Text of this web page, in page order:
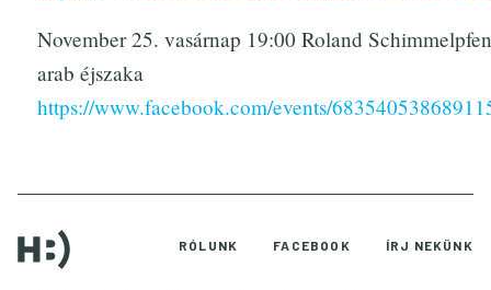
November 25. vasárnap 19:00 Roland
arab éjszaka
https://www.facebook.com/events/
RÓLUNK FACEBOOK ÍRJ NEKÜNK